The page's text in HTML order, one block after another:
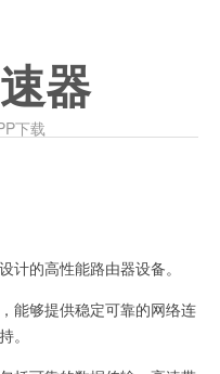
器
下载
的高性能路由器设备。
够提供稳定可靠的网络连
。